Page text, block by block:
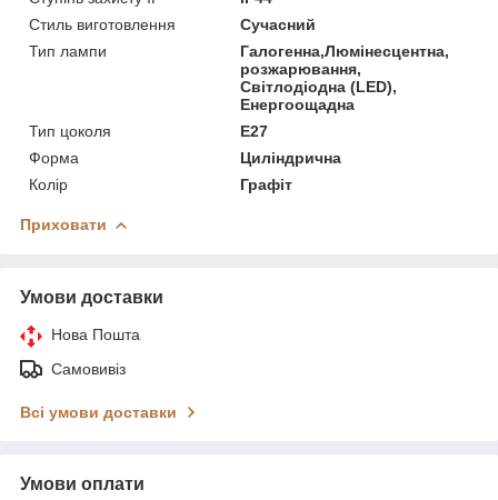
Стиль виготовлення
Сучасний
Тип лампи
Галогенна,Люмінесцентна,
розжарювання,
Світлодіодна (LED),
Енергоощадна
Тип цоколя
E27
Форма
Циліндрична
Колір
Графіт
Приховати
Умови доставки
Нова Пошта
Самовивіз
Всі умови доставки
Умови оплати